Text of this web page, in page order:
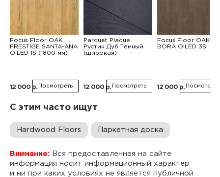
Focus Floor OAK
PRESTIGE SANTA-ANA
OILED 1S (1800 мм)
12 000 р. Посмотреть
Parquet Plaque
Рустик Дуб Темный
(широкая)
12 000 р. Посмотреть
Focus Floor OAK
BORA OILED 3S
12 000 р. Посмотреть
С этим часто ищут
Hardwood Floors Паркетная доска
Внимание: Вся предоставленная на сайте
информация носит информационный характер
и ни при каких условиях не является публичной